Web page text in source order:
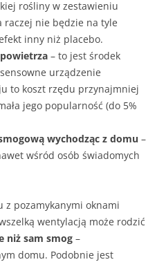
rośliny w zestawieniu
raczej nie będzie na tyle
inny niż placebo.
powietrza – to jest środek
urządzenie
to koszt rzędu przynajmniej
jego popularność (do 5%
wychodząc z domu –
wśród osób świadomych
z pozamykanymi oknami
wentylacją może rodzić
niż sam smog –
domu. Podobnie jest